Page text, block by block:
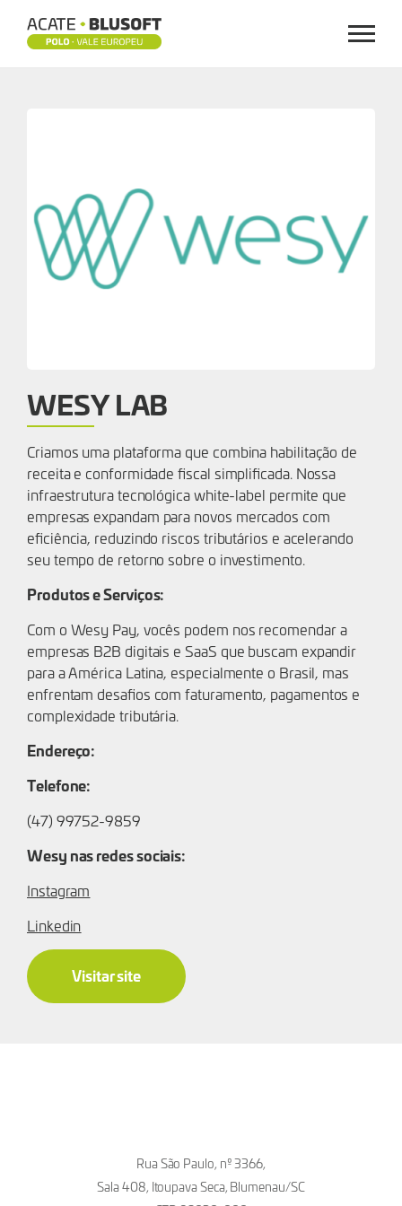
Menu
WESY LAB
Criamos uma plataforma que combina habilitação de
receita e conformidade fiscal simplificada. Nossa
infraestrutura tecnológica white-label permite que
empresas expandam para novos mercados com
eficiência, reduzindo riscos tributários e acelerando
seu tempo de retorno sobre o investimento.
Produtos e Serviços:
Com o Wesy Pay, vocês podem nos recomendar a
empresas B2B digitais e SaaS que buscam expandir
para a América Latina, especialmente o Brasil, mas
enfrentam desafios com faturamento, pagamentos e
complexidade tributária.
Endereço:
Telefone:
(47) 99752-9859
Wesy nas redes sociais:
Instagram
Linkedin
Visitar site
Rua São Paulo, nº 3366,
Sala 408, Itoupava Seca, Blumenau/SC